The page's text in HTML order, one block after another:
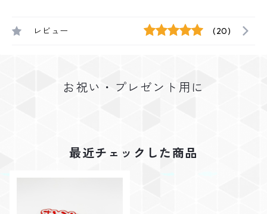
レビュー (20)
お祝い・プレゼント用に
最近チェックした商品